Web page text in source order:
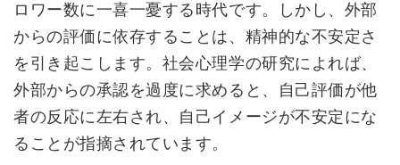
ロワー数に一喜一憂する時代です。しかし、外部
からの評価に依存することは、精神的な不安定さ
を引き起こします。社会心理学の研究によれば、
外部からの承認を過度に求めると、自己評価が他
者の反応に左右され、自己イメージが不安定にな
ることが指摘されています。